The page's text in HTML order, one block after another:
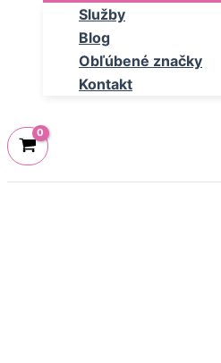
Služby
Blog
Obľúbené značky
Kontakt